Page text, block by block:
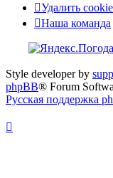
Удалить
Наша команда
Style developer by
phpBB® Forum
Русская поддержка